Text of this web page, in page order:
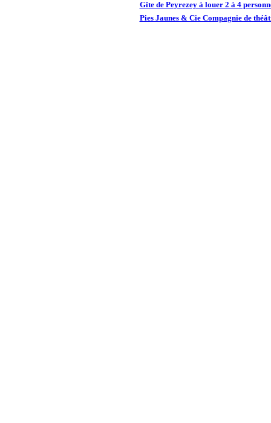
Gîte de Peyrezey à louer 2 à 4
Pies Jaunes & Cie Compagnie de